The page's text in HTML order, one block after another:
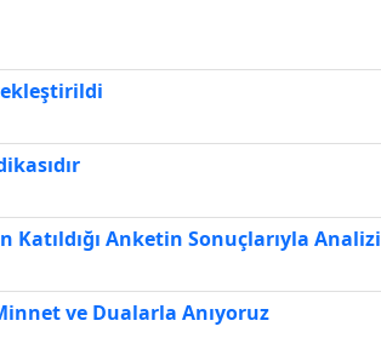
Katıldığı Anketin Sonuçlarıyla Analizi
ve Dualarla Anıyoruz